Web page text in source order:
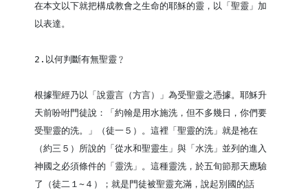
在本文以下就把構成教會之生命的耶穌的靈，以「聖靈」加
以表達。
2.以何判斷有無聖靈﹖
根據聖經乃以「說靈言（方言）」為受聖靈之憑據。耶穌升
天前吩咐門徒說：「約翰是用水施洗，但不多幾日，你們要
受聖靈的洗。」（徒一５）。這裡「聖靈的洗」就是祂在
（約三５）所說的「從水和聖靈生」與「水洗」並列的進入
神國之必須條件的「靈洗」。這種靈洗，於五旬節那天應驗
了（徒二１~４）；就是門徒被聖靈充滿，說起別國的話